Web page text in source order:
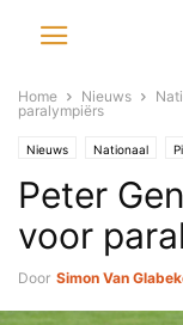
Home Nieuws
paralympiërs
Nieuws Nationaal
Peter
voor
Door Simon Van